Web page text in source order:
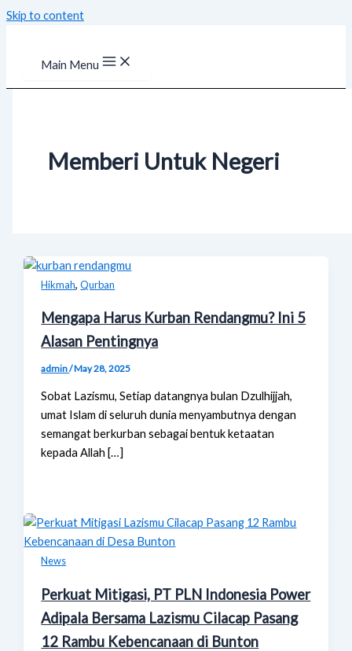
Skip to content
Main Menu
Memberi Untuk Negeri
Hikmah,Qurban
Mengapa Harus Kurban Rendangmu? Ini 5
Alasan Pentingnya
admin/May 28, 2025
Sobat Lazismu, Setiap datangnya bulan Dzulhijjah,
umat Islam di seluruh dunia menyambutnya dengan
semangat berkurban sebagai bentuk ketaatan
kepada Allah […]
News
Perkuat Mitigasi, PT PLN Indonesia Power
Adipala Bersama Lazismu Cilacap Pasang
12 Rambu Kebencanaan di Bunton